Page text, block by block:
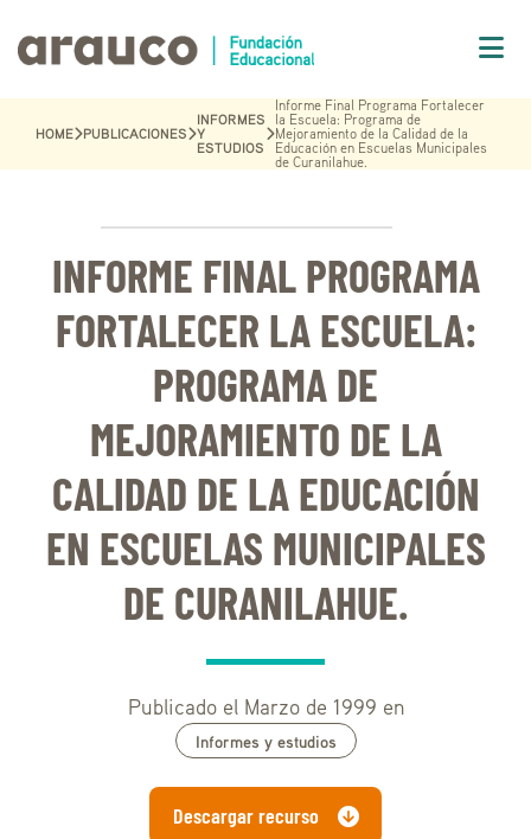
HOME PUBLICACIONES
INFORMES
Y
ESTUDIOS
Informe Final Programa Fortalecer
la Escuela: Programa de
Mejoramiento de la Calidad de la
Educación en Escuelas Municipales
de Curanilahue.
INFORME FINAL PROGRAMA
FORTALECER LA ESCUELA:
PROGRAMA DE
MEJORAMIENTO DE LA
CALIDAD DE LA EDUCACIÓN
EN ESCUELAS MUNICIPALES
DE CURANILAHUE.
Publicado el Marzo de 1999 en
Informes y estudios
Descargar recurso